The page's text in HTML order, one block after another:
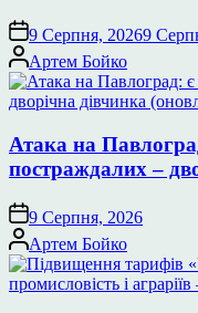
9 Серпня, 20269
Опубліковано
Артем Бойко
Атака на
постраждалих –
9 Серпня, 2026
Опубліковано
Артем Бойко